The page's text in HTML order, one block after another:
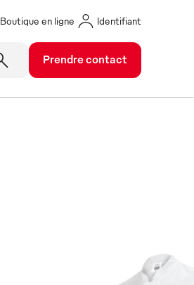
Boutique en ligne Identifiant
Prendre contact